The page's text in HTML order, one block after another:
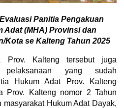
Panitia Pengakuan
Adat (MHA) Provinsi dan
Kota se Kalteng Tahun 2025
Prov. Kalteng tersebut juga
pelaksanaan yang sudah
Hukum Adat Prov. Kalteng
Prov. Kalteng nomor 2 Tahun
masyarakat Hukum Adat Dayak,